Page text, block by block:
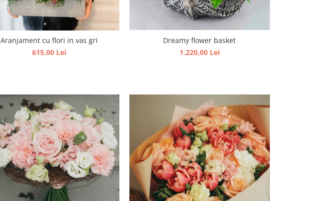
Aranjament cu flori in vas gri
615,00 Lei
Dreamy flower basket
1.220,00 Lei